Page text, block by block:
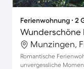
Ferienwohnung ∙ 2
Wunderschöne
Romantische
unvergessliche